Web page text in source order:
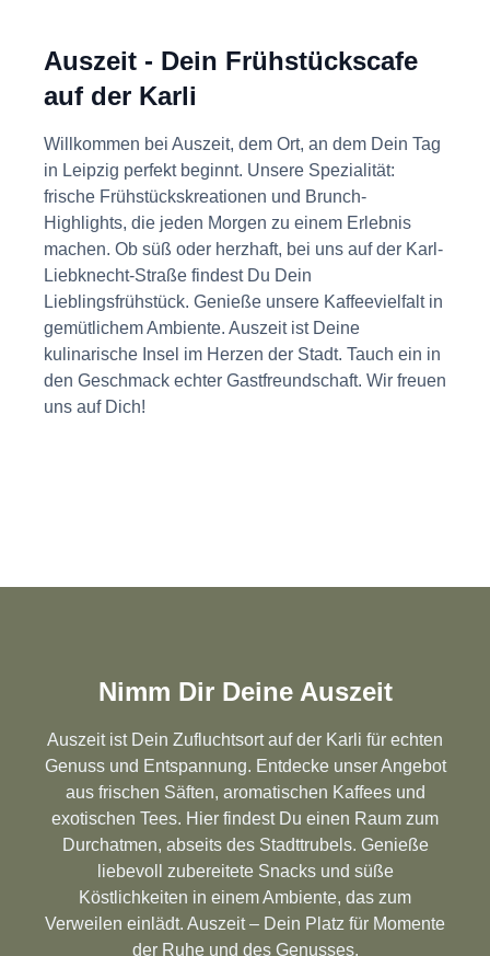
Auszeit - Dein Frühstückscafe
auf der Karli
Willkommen bei Auszeit, dem Ort, an dem Dein Tag
in Leipzig perfekt beginnt. Unsere Spezialität:
frische Frühstückskreationen und Brunch-
Highlights, die jeden Morgen zu einem Erlebnis
machen. Ob süß oder herzhaft, bei uns auf der Karl-
Liebknecht-Straße findest Du Dein
Lieblingsfrühstück. Genieße unsere Kaffeevielfalt in
gemütlichem Ambiente. Auszeit ist Deine
kulinarische Insel im Herzen der Stadt. Tauch ein in
den Geschmack echter Gastfreundschaft. Wir freuen
uns auf Dich!
Nimm Dir Deine Auszeit
Auszeit ist Dein Zufluchtsort auf der Karli für echten
Genuss und Entspannung. Entdecke unser Angebot
aus frischen Säften, aromatischen Kaffees und
exotischen Tees. Hier findest Du einen Raum zum
Durchatmen, abseits des Stadttrubels. Genieße
liebevoll zubereitete Snacks und süße
Köstlichkeiten in einem Ambiente, das zum
Verweilen einlädt. Auszeit – Dein Platz für Momente
der Ruhe und des Genusses.